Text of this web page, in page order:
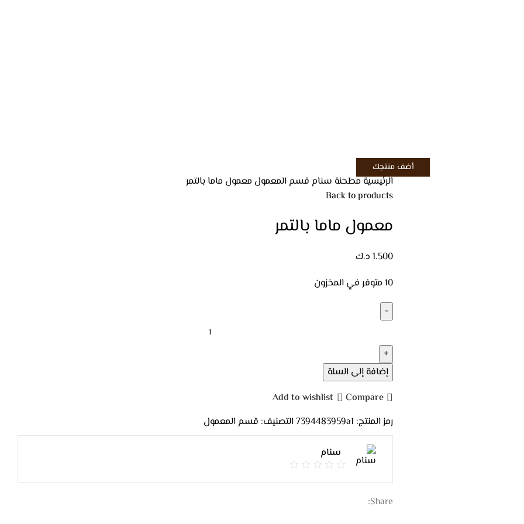
أضف منتجك
الرئيسيةمطحنة سنام قسم المعمول معمول ماما بالتمر
Back to products
معمول ماما بالتمر
1.500 د.ك
10 متوفر في المخزون
إضافة إلى السلة
Compare
Add to wishlist
رمز المنتج: 7394483959a1التصنيف: قسم المعمول
سنام
Share: